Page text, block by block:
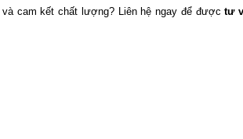
cam kết chất lượng? Liên hệ ngay để đượctư